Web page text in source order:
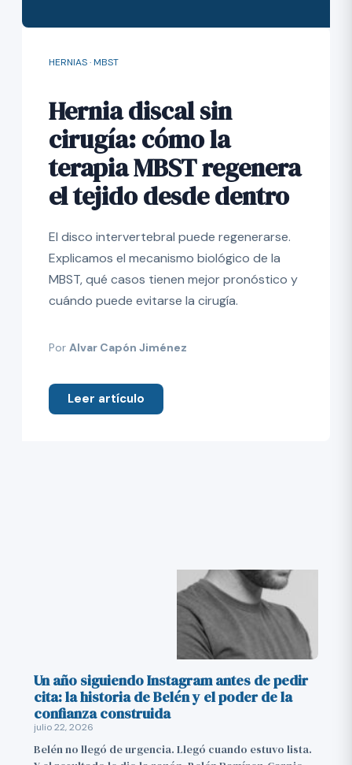
HERNIAS · MBST
Hernia discal sin
cirugía: cómo la
terapia MBST regenera
el tejido desde dentro
El disco intervertebral puede regenerarse.
Explicamos el mecanismo biológico de la
MBST, qué casos tienen mejor pronóstico y
cuándo puede evitarse la cirugía.
Por Alvar Capón Jiménez
Leer artículo
Un año siguiendo Instagram antes de pedir
cita: la historia de Belén y el poder de la
confianza construida
julio 22, 2026
Belén no llegó de urgencia. Llegó cuando estuvo lista.